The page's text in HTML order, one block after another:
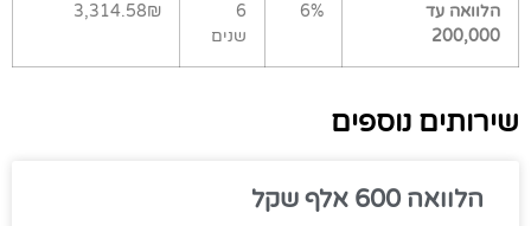
הלוואה עד
200,000
6%
6
שנים
3,314.58₪
שירותים נוספים
הלוואה 600 אלף שקל